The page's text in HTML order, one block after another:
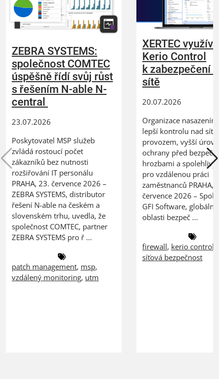
ZEBRA SYSTEMS:
společnost COMTEC
úspěšně řídí svůj růst
s řešením N-able N-
central
23.07.2026
Poskytovatel MSP služeb
zvládá rostoucí počet
zákazníků bez nutnosti
rozšiřování IT personálu
PRAHA, 23. července 2026 –
ZEBRA SYSTEMS, distributor
řešení N-able na českém a
slovenském trhu, uvedla, že
společnost COMTEC, partner
ZEBRA SYSTEMS pro ř ...
patch management, msp,
vzdálený monitoring, utm
XERTEC
Kerio Control
k zabezpečení
sítě
20.07.2026
Organizace
lepší kontrolu nad
provozem, vyšší
ochrany před
hrozbami a spolehlivý
pro vzdálenou práci
zaměstnanců PRAHA,
července 2026 –
GFI Software,
oblasti bezpeč ...
firewall, kerio control
síťová bezpečnost